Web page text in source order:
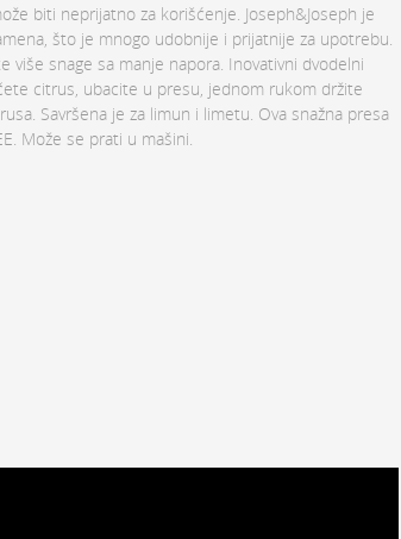
biti neprijatno za korišćenje. Joseph&Joseph je
što je mnogo udobnije i prijatnije za upotrebu.
više snage sa manje napora. Inovativni dvodelni
citrus, ubacite u presu, jednom rukom držite
Savršena je za limun i limetu. Ova snažna presa
Može se prati u mašini.